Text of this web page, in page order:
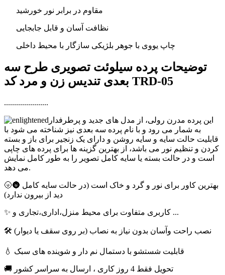
مقاوم در برابر نور خورشید
نظافت آسان و قابل جابجایی
چاپ یووی با جوهر بلژیکی سازگار با محیط داخلی
توضیحات پرده سیلوئت تصویری طرح سه
بعدی تندیس زن و مرد کد TRD-05
......................
این پرده مدرن رولی، از مدل های جدید و پرطرفدار
به شمار می رود و با نام پرده سه بعدی نیز شناخته می شود با
قابلیت حالت سایه و سایه روشن و دارای یک زنجیر برای باز و بسته
کردن و تنظیم نور می باشد، از بهترین گزینه ها برای پرده های چاپی
است و در حالت بسته یا سایه کامل تصویر را به طور کامل نمایش
می دهد.
🌝🌚 بهترین کاور برای نور و گرد و خاک است (در حالت سایه کامل
دید از بیرون ندارد)
✨ کاربری متفاوت برای محیط منزل،اداری،تجاری و ...
🛠 نصب راحت وآسان بدون نیاز به نصاب (بر روی سقف یا دیوار)
💧 قابلیت شستشو با دستمال نم دار و شوینده های سبک
🚚 تحویل فقط 4 روز کاری ، ارسال به سراسر کشور